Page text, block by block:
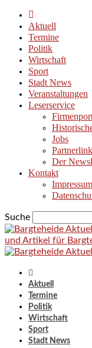
Aktuell
Termine
Politik
Wirtschaft
Sport
Stadt News
Veranstaltungen
Leserservice
Jobs
Der
Kontakt
Impressum
Suche
und Artikel für
Aktuell
Termine
Politik
Wirtschaft
Sport
Stadt News